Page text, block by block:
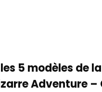
5 modèles de
Adventure –